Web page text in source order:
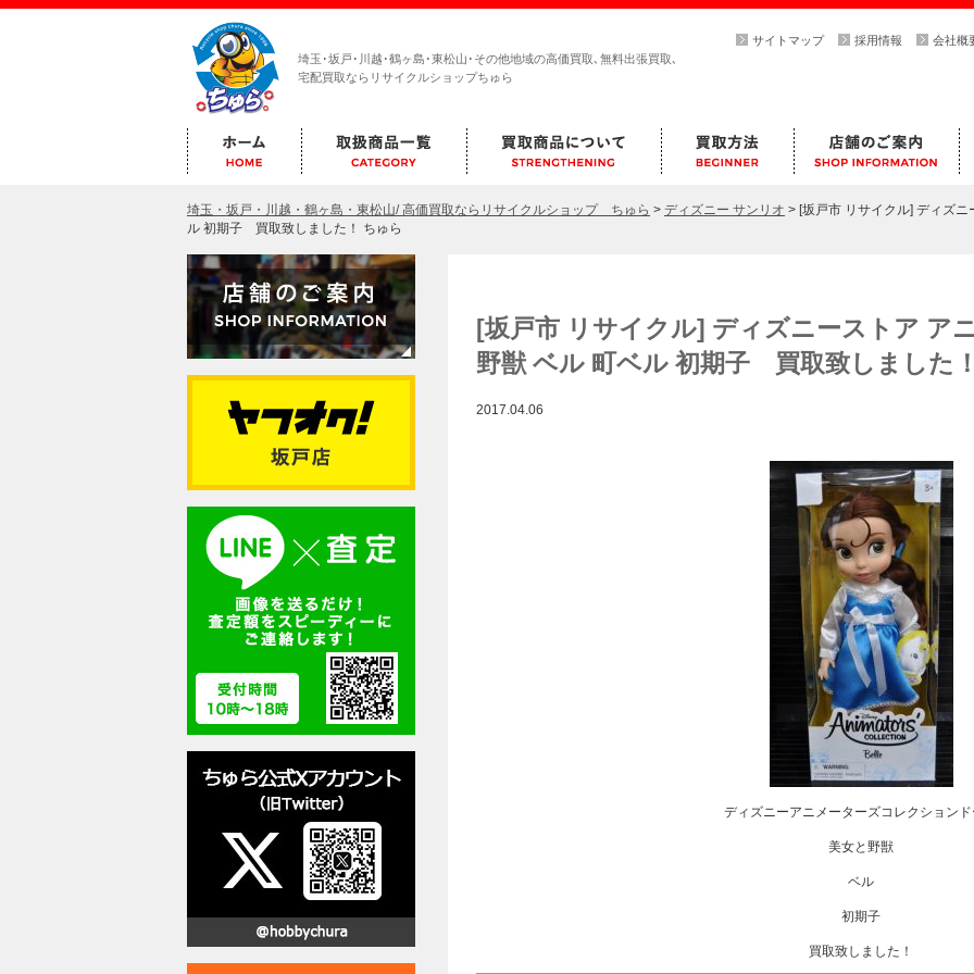
埼玉･坂戸･川越･鶴ヶ島･東松山･その他地域の高価買取､無料出張買取､
宅配買取ならリサイクルショップちゅら
サイトマップ 採用情報 会社概
埼玉・坂戸・川越・鶴ヶ島・東松山/ 高価買取ならリサイクルショップ ちゅら > ディズニー サンリオ > [坂戸市 リサイクル] ディズ
ル 初期子 買取致しました！ ちゅら
[坂戸市 リサイクル] ディズニーストア ア
野獣 ベル 町ベル 初期子 買取致しました
2017.04.06
ディズニーアニメーターズコレクション
美女と野獣
ベル
初期子
買取致しました！